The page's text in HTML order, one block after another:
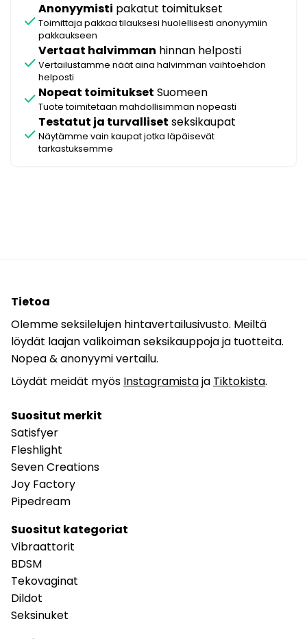
check
Anonyymisti pakatut toimitukset
Toimittaja pakkaa tilauksesi huolellisesti anonyymiin
pakkaukseen
check
Vertaat halvimman hinnan helposti
Vertailustamme näät aina halvimman vaihtoehdon
helposti
check Nopeat toimitukset Suomeen
Tuote toimitetaan mahdollisimman nopeasti
check
Testatut ja turvalliset seksikaupat
Näytämme vain kaupat jotka läpäisevät
tarkastuksemme
Tietoa
Olemme seksilelujen hintavertailusivusto. Meiltä
löydät laajan valikoiman seksikauppoja ja tuotteita.
Nopea & anonyymi vertailu.
Löydät meidät myös Instagramistaja Tiktokista.
Suositut merkit
Satisfyer
Fleshlight
Seven Creations
Joy Factory
Pipedream
Suositut kategoriat
Vibraattorit
BDSM
Tekovaginat
Dildot
Seksinuket